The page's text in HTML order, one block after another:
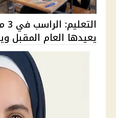
يعيدها العام المقبل